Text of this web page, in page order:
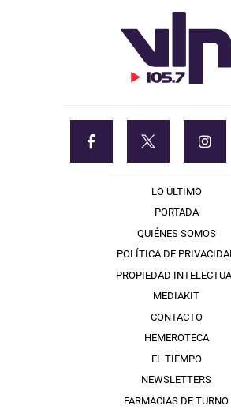
LO ÚLTIMO
PORTADA
QUIÉNES SOMOS
POLÍTICA DE
PROPIEDAD
MEDIAKIT
CONTACTO
HEMEROTECA
EL TIEMPO
NEWSLETTERS
FARMACIAS DE TURNO